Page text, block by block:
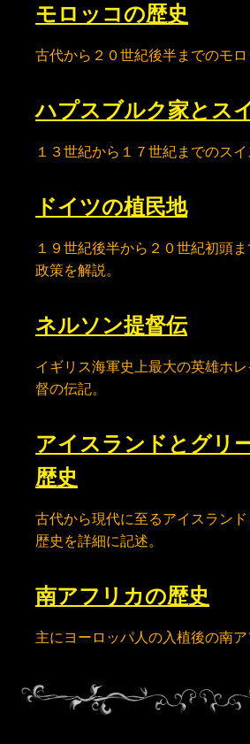
モロッコの歴史
古代から２０世紀後半までのモロ
ハプスブルク家とス
１３世紀から１７世紀までのスイ
ドイツの植民地
１９世紀後半から２０世紀初頭
政策を解説。
ネルソン提督伝
イギリス海軍史上最大の英雄ホ
督の伝記。
アイスランドとグリ
歴史
古代から現代に至るアイスラン
歴史を詳細に記述。
南アフリカの歴史
主にヨーロッパ人の入植後の南ア